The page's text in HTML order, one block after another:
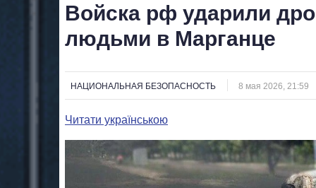
Войска рф ударили
людьми в Марганце
НАЦИОНАЛЬНАЯ БЕЗОПАСНОСТЬ 8 мая 2026, 21:59
Читати українською